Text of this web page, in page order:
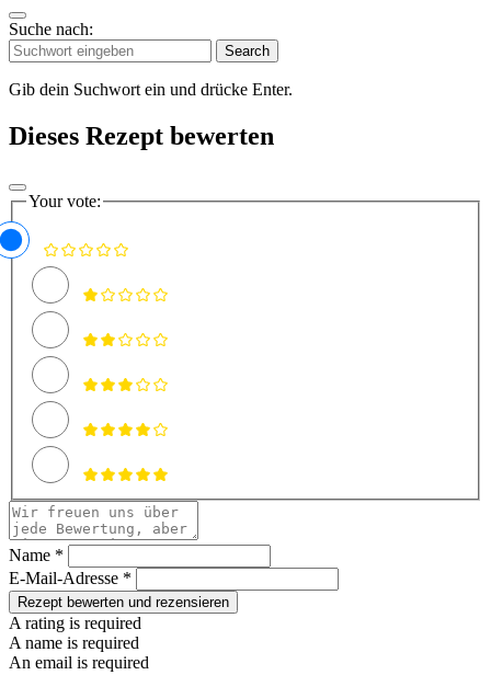
Suche nach:
Search
Gib dein Suchwort ein und drücke Enter.
Dieses Rezept bewerten
Your vote:
Name *
E-Mail-Adresse *
Rezept bewerten und rezensieren
A rating is required
A name is required
An email is required